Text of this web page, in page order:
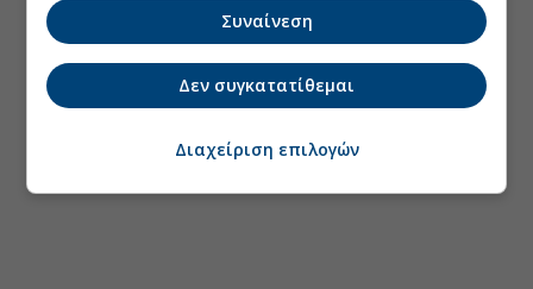
Συναίνεση
Δεν συγκατατίθεμαι
Διαχείριση επιλογών